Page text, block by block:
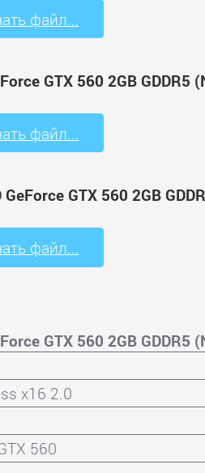
файл...
GTX 560 2GB GDDR5
файл...
GTX 560 2GB
файл...
GTX 560 2GB GDDR5
x16 2.0
560